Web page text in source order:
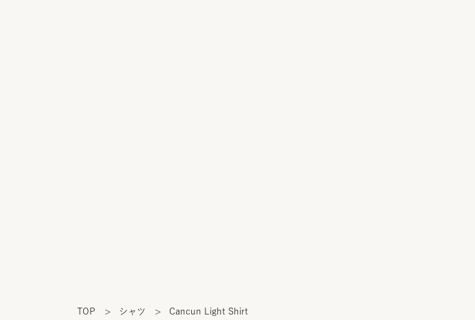
TOP > シャツ > Cancun Light Shirt